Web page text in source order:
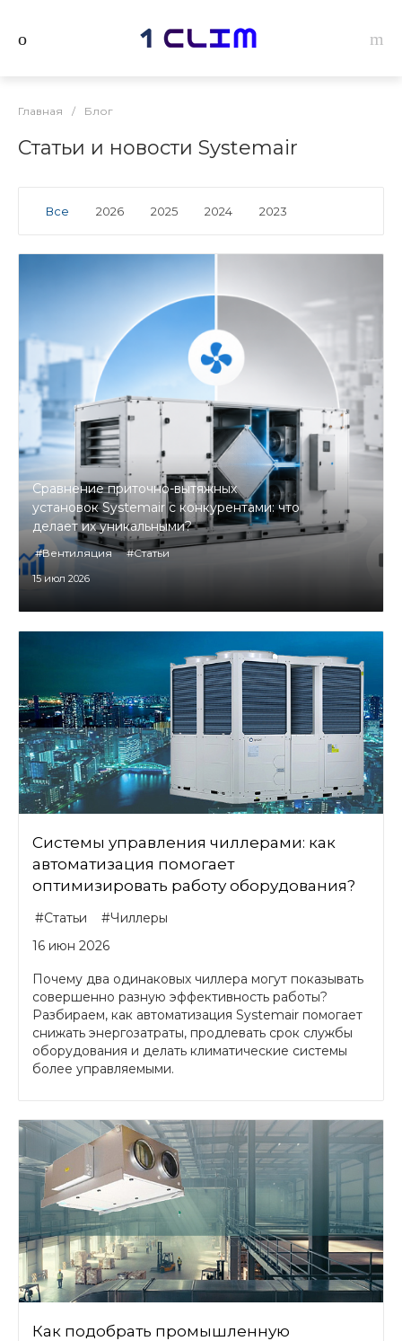
Главная / Блог
Статьи и новости Systemair
Все 2026 2025 2024 2023
Сравнение приточно-вытяжных
установок Systemair с конкурентами: что
делает их уникальными?
#Вентиляция #Статьи
15 июл 2026
Системы управления чиллерами: как
автоматизация помогает
оптимизировать работу оборудования?
#Статьи
#Чиллеры
16 июн 2026
Почему два одинаковых чиллера могут показывать
совершенно разную эффективность работы?
Разбираем, как автоматизация Systemair помогает
снижать энергозатраты, продлевать срок службы
оборудования и делать климатические системы
более управляемыми.
Как подобрать промышленную